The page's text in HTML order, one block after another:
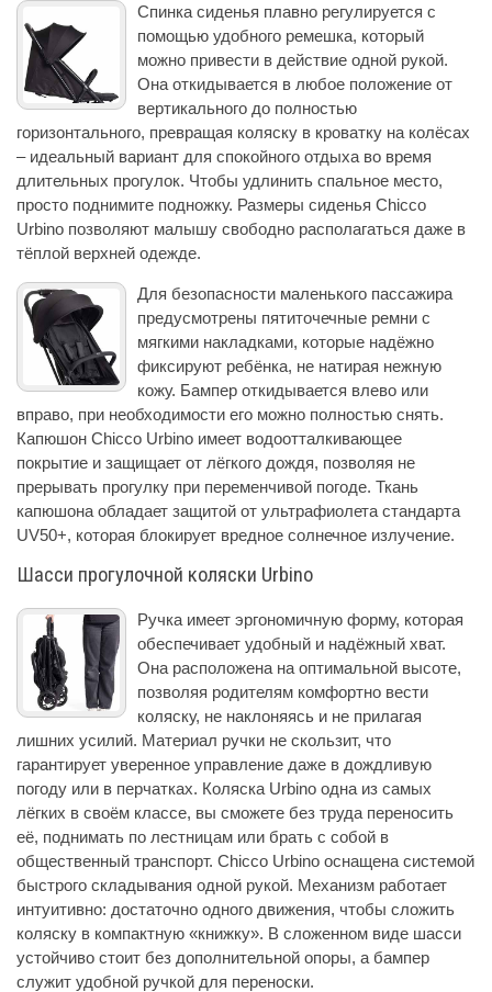
Спинка сиденья плавно регулируется с
помощью удобного ремешка, который
можно привести в действие одной рукой.
Она откидывается в любое положение от
вертикального до полностью
горизонтального, превращая коляску в кроватку на колёсах
– идеальный вариант для спокойного отдыха во время
длительных прогулок. Чтобы удлинить спальное место,
просто поднимите подножку. Размеры сиденья Chicco
Urbino позволяют малышу свободно располагаться даже в
тёплой верхней одежде.
Для безопасности маленького пассажира
предусмотрены пятиточечные ремни с
мягкими накладками, которые надёжно
фиксируют ребёнка, не натирая нежную
кожу. Бампер откидывается влево или
вправо, при необходимости его можно полностью снять.
Капюшон Chicco Urbino имеет водоотталкивающее
покрытие и защищает от лёгкого дождя, позволяя не
прерывать прогулку при переменчивой погоде. Ткань
капюшона обладает защитой от ультрафиолета стандарта
UV50+, которая блокирует вредное солнечное излучение.
Шасси прогулочной коляски Urbino
Ручка имеет эргономичную форму, которая
обеспечивает удобный и надёжный хват.
Она расположена на оптимальной высоте,
позволяя родителям комфортно вести
коляску, не наклоняясь и не прилагая
лишних усилий. Материал ручки не скользит, что
гарантирует уверенное управление даже в дождливую
погоду или в перчатках. Коляска Urbino одна из самых
лёгких в своём классе, вы сможете без труда переносить
её, поднимать по лестницам или брать с собой в
общественный транспорт. Chicco Urbino оснащена системой
быстрого складывания одной рукой. Механизм работает
интуитивно: достаточно одного движения, чтобы сложить
коляску в компактную «книжку». В сложенном виде шасси
устойчиво стоит без дополнительной опоры, а бампер
служит удобной ручкой для переноски.